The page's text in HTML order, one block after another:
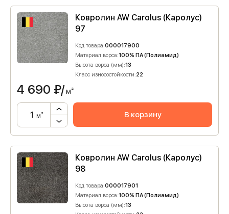
Ковролин AW Carolus (Каролус)
97
Код товара:000017900
Материал ворса:100% ПА (Полиамид)
Высота ворса (мм):13
Класс износостойкости:22
4 690 ₽/м²
м² В корзину
Ковролин AW Carolus (Каролус)
98
Код товара:000017901
Материал ворса:100% ПА (Полиамид)
Высота ворса (мм):13